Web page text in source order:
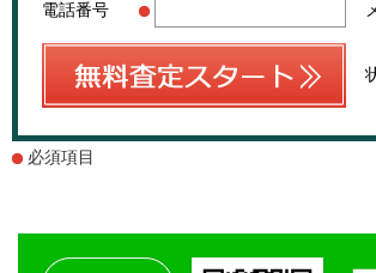
電話番号
必須項目